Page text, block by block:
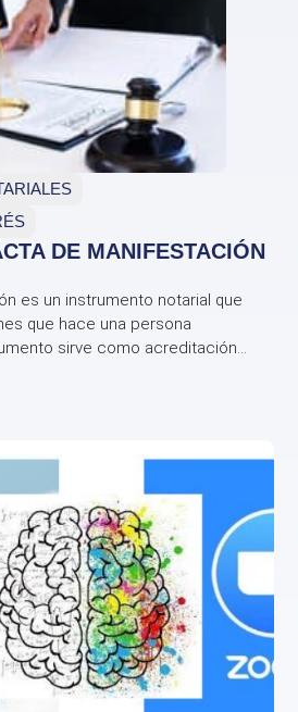
DE MANIFESTACIÓN
es un instrumento notarial que
que hace una persona
sirve como acreditación...